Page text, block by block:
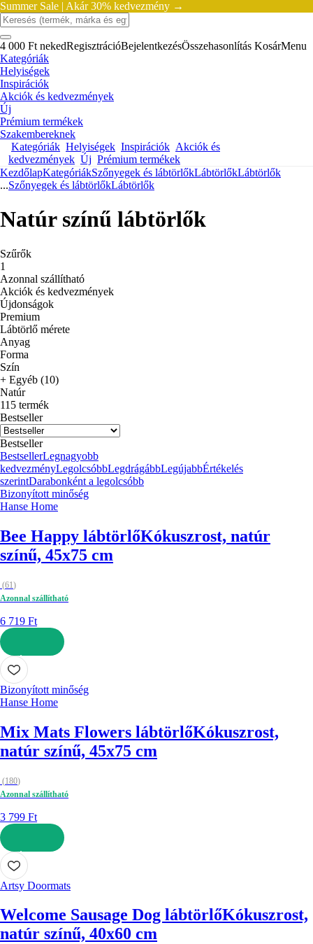
Summer Sale | Akár 30% kedvezmény →
4 000 Ft nekedRegisztrációBejelentkezésÖsszehasonlítás KosárMenu
Kategóriák
Helyiségek
Inspirációk
Akciók és kedvezmények
Új
Prémium termékek
Szakembereknek
Kategóriák Helyiségek Inspirációk Akciók és
kedvezmények Új Prémium termékek
KezdőlapKategóriákSzőnyegek és lábtörlőkLábtörlőkLábtörlők
...Szőnyegek és lábtörlőkLábtörlők
Natúr színű lábtörlők
Szűrők
1
Azonnal szállítható
Akciók és kedvezmények
Újdonságok
Premium
Lábtörlő mérete
Anyag
Forma
Szín
+ Egyéb (10)
Natúr
115 termék
Bestseller
Bestseller
BestsellerLegnagyobb
kedvezményLegolcsóbbLegdrágábbLegújabbÉrtékelés
szerintDarabonként a legolcsóbb
Bizonyított minőség
Hanse Home
Bee Happy lábtörlőKókuszrost, natúr
színű, 45x75 cm
(61)
Azonnal szállítható
6 719 Ft
KOSÁRBA
Bizonyított minőség
Hanse Home
Mix Mats Flowers lábtörlőKókuszrost,
natúr színű, 45x75 cm
(180)
Azonnal szállítható
3 799 Ft
KOSÁRBA
Artsy Doormats
Welcome Sausage Dog lábtörlőKókuszrost,
natúr színű, 40x60 cm